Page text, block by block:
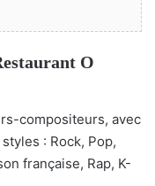
O
compositeurs, avec
: Rock, Pop,
française, Rap, K-